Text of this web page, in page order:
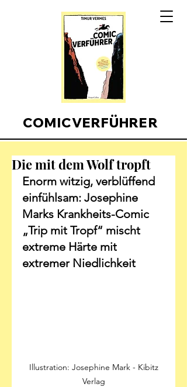
COMICVERFÜHRER
Die mit dem Wolf tropft
Enorm witzig, verblüffend
einfühlsam: Josephine
Marks Krankheits-Comic
„Trip mit Tropf“ mischt
extreme Härte mit
extremer Niedlichkeit
Verlag